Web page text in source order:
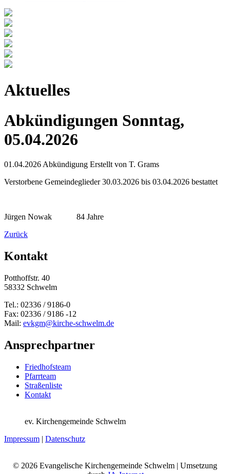
Aktuelles
Abkündigungen Sonntag,
05.04.2026
01.04.2026 Abkündigung Erstellt von T. Grams
Verstorbene Gemeindeglieder 30.03.2026 bis 03.04.2026 bestattet
Jürgen Nowak 84 Jahre
Zurück
Kontakt
Potthoffstr. 40
58332 Schwelm
Tel.: 02336 / 9186-0
Fax: 02336 / 9186 -12
Mail: evkgm@kirche-schwelm.de
Ansprechpartner
Friedhofsteam
Pfarrteam
Straßenliste
Kontakt
ev. Kirchengemeinde Schwelm
Impressum | Datenschutz
© 2026 Evangelische Kirchengemeinde Schwelm | Umsetzung